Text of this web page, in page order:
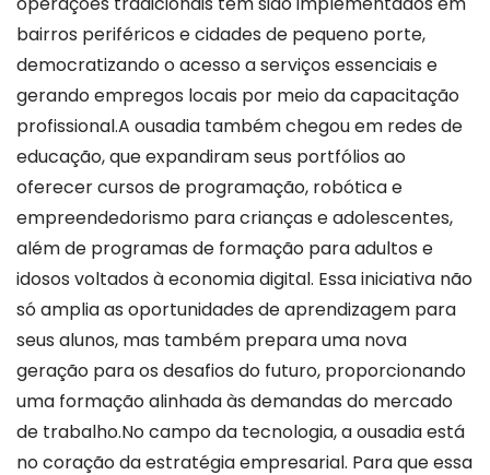
bairros periféricos e cidades de pequeno porte,
democratizando o acesso a serviços essenciais e
gerando empregos locais por meio da capacitação
profissional.A ousadia também chegou em redes de
educação, que expandiram seus portfólios ao
oferecer cursos de programação, robótica e
empreendedorismo para crianças e adolescentes,
além de programas de formação para adultos e
idosos voltados à economia digital. Essa iniciativa não
só amplia as oportunidades de aprendizagem para
seus alunos, mas também prepara uma nova
geração para os desafios do futuro, proporcionando
uma formação alinhada às demandas do mercado
de trabalho.No campo da tecnologia, a ousadia está
no coração da estratégia empresarial. Para que essa